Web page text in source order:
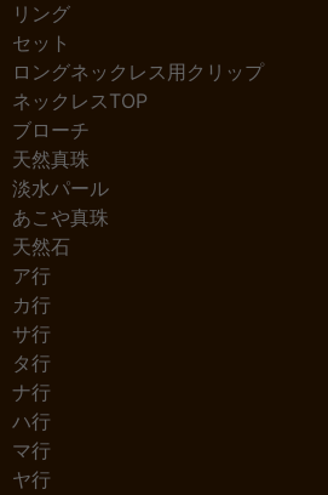
リング
セット
ロングネックレス用クリップ
ネックレスTOP
ブローチ
天然真珠
淡水パール
あこや真珠
天然石
ア行
カ行
サ行
タ行
ナ行
ハ行
マ行
ヤ行